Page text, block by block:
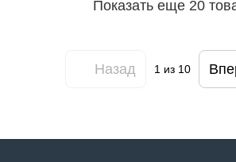
Показать еще 20
Назад 1из 10